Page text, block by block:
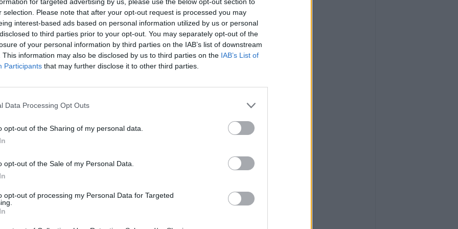
selection. Please note that after your opt-out request is processed you may
interest-based ads based on personal information utilized by us or personal
to third parties prior to your opt-out. You may separately opt-out of the
of your personal information by third parties on the IAB’s list of downstream
This information may also be disclosed by us to third parties on the IAB’s List of
Participants that may further disclose it to other third parties.
Data Processing Opt Outs
opt-out of the Sharing of my personal data.
opt-out of the Sale of my Personal Data.
opt-out of processing my Personal Data for Targeted
À l’inverse, une eau glacée sur un corps encore chaud
crampes ou malaise vagal.
des toxines et des déchets métaboliques. Se
» après la douche, car le corps continue à
transpiration, légèrement acide, protège la peau contre
un savon alcalin trop rapidement peut rompre cet
sécheresse.
et comment faire la
environ 15 minutes avant de prendre sa douche.
plage de 10 à 20 minutes. Pendant cette période, il est
de marcher doucement, de faire des étirements ou
les vêtements mouillés pour éviter d’avoir froid.